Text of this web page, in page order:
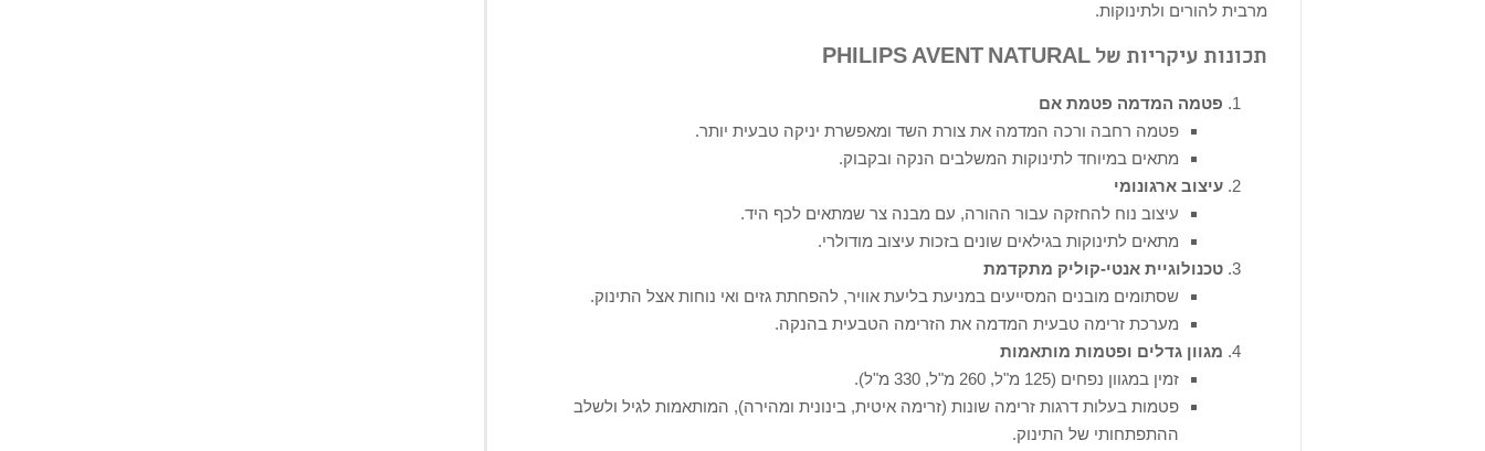
מרבית להורים ולתינוקות.
תכונות עיקריות של PHILIPS AVENT NATURAL
פטמה המדמה פטמת אם
פטמה רחבה ורכה המדמה את צורת השד ומאפשרת יניקה טבעית יותר.
מתאים במיוחד לתינוקות המשלבים הנקה ובקבוק.
עיצוב ארגונומי
עיצוב נוח להחזקה עבור ההורה, עם מבנה צר שמתאים לכף היד.
מתאים לתינוקות בגילאים שונים בזכות עיצוב מודולרי.
טכנולוגיית אנטי-קוליק מתקדמת
שסתומים מובנים המסייעים במניעת בליעת אוויר, להפחתת גזים ואי נוחות אצל התינוק.
מערכת זרימה טבעית המדמה את הזרימה הטבעית בהנקה.
מגוון גדלים ופטמות מותאמות
זמין במגוון נפחים (125 מ"ל, 260 מ"ל, 330 מ"ל).
פטמות בעלות דרגות זרימה שונות (זרימה איטית, בינונית ומהירה), המותאמות לגיל ולשלב
ההתפתחותי של התינוק.